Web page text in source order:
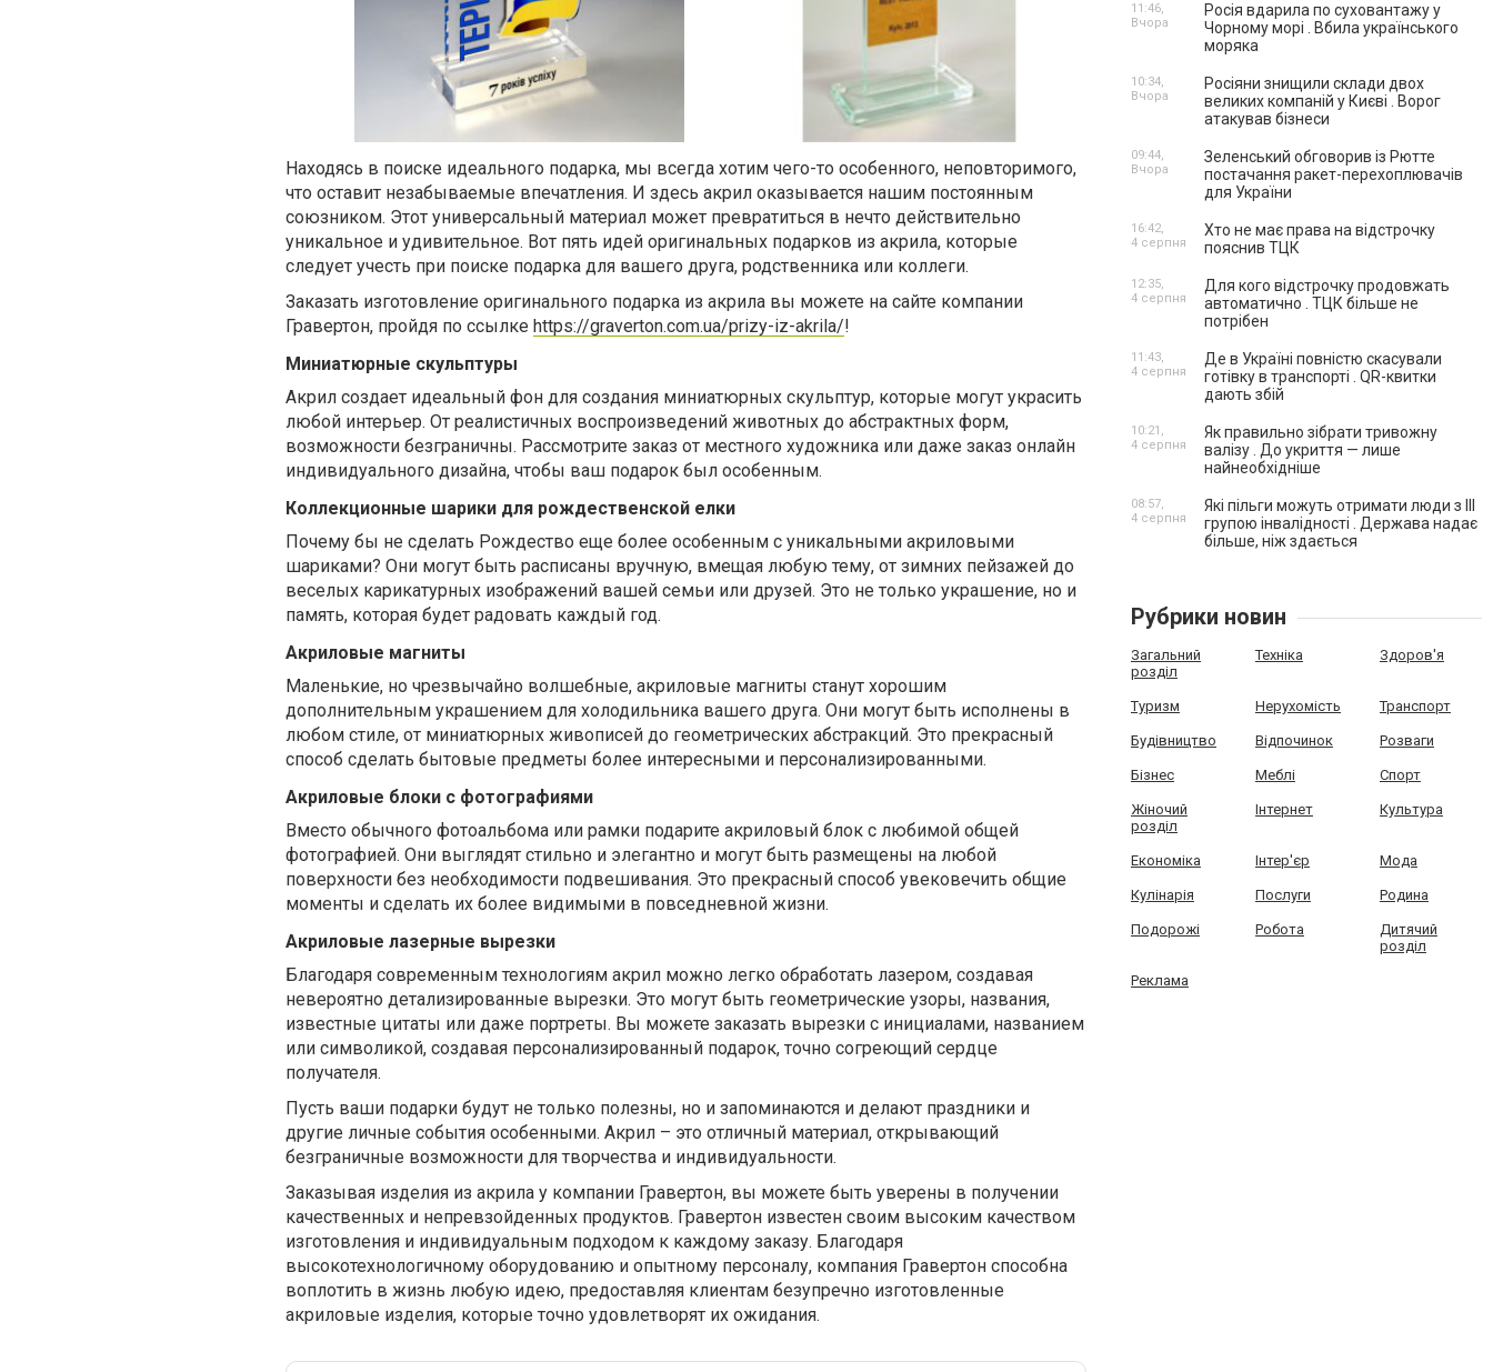
Находясь в поиске идеального подарка, мы всегда хотим чего-то особенного, неповторимого,
что оставит незабываемые впечатления. И здесь акрил оказывается нашим постоянным
союзником. Этот универсальный материал может превратиться в нечто действительно
уникальное и удивительное. Вот пять идей оригинальных подарков из акрила, которые
следует учесть при поиске подарка для вашего друга, родственника или коллеги.
Заказать изготовление оригинального подарка из акрила вы можете на сайте компании
Гравертон, пройдя по ссылке https://graverton.com.ua/prizy-iz-akrila/!
Миниатюрные скульптуры
Акрил создает идеальный фон для создания миниатюрных скульптур, которые могут украсить
любой интерьер. От реалистичных воспроизведений животных до абстрактных форм,
возможности безграничны. Рассмотрите заказ от местного художника или даже заказ онлайн
индивидуального дизайна, чтобы ваш подарок был особенным.
Коллекционные шарики для рождественской елки
Почему бы не сделать Рождество еще более особенным с уникальными акриловыми
шариками? Они могут быть расписаны вручную, вмещая любую тему, от зимних пейзажей до
веселых карикатурных изображений вашей семьи или друзей. Это не только украшение, но и
память, которая будет радовать каждый год.
Акриловые магниты
Маленькие, но чрезвычайно волшебные, акриловые магниты станут хорошим
дополнительным украшением для холодильника вашего друга. Они могут быть исполнены в
любом стиле, от миниатюрных живописей до геометрических абстракций. Это прекрасный
способ сделать бытовые предметы более интересными и персонализированными.
Акриловые блоки с фотографиями
Вместо обычного фотоальбома или рамки подарите акриловый блок с любимой общей
фотографией. Они выглядят стильно и элегантно и могут быть размещены на любой
поверхности без необходимости подвешивания. Это прекрасный способ увековечить общие
моменты и сделать их более видимыми в повседневной жизни.
Акриловые лазерные вырезки
Благодаря современным технологиям акрил можно легко обработать лазером, создавая
невероятно детализированные вырезки. Это могут быть геометрические узоры, названия,
известные цитаты или даже портреты. Вы можете заказать вырезки с инициалами, названием
или символикой, создавая персонализированный подарок, точно согреющий сердце
получателя.
Пусть ваши подарки будут не только полезны, но и запоминаются и делают праздники и
другие личные события особенными. Акрил – это отличный материал, открывающий
безграничные возможности для творчества и индивидуальности.
Заказывая изделия из акрила у компании Гравертон, вы можете быть уверены в получении
качественных и непревзойденных продуктов. Гравертон известен своим высоким качеством
изготовления и индивидуальным подходом к каждому заказу. Благодаря
высокотехнологичному оборудованию и опытному персоналу, компания Гравертон способна
воплотить в жизнь любую идею, предоставляя клиентам безупречно изготовленные
акриловые изделия, которые точно удовлетворят их ожидания.
Росія вдарила по суховантажу у
Чорному морі . Вбила українського
моряка
11:46,
Вчора
Росіяни знищили склади двох
великих компаній у Києві . Ворог
атакував бізнеси
10:34,
Вчора
Зеленський обговорив із Рютте
постачання ракет-перехоплювачів
для України
09:44,
Вчора
Хто не має права на відстрочку
пояснив ТЦК
16:42,
4 серпня
Для кого відстрочку продовжать
автоматично . ТЦК більше не
потрібен
12:35,
4 серпня
Де в Україні повністю скасували
готівку в транспорті . QR-квитки
дають збій
11:43,
4 серпня
Як правильно зібрати тривожну
валізу . До укриття — лише
найнеобхідніше
10:21,
4 серпня
Які пільги можуть отримати люди з III
групою інвалідності . Держава надає
більше, ніж здається
08:57,
4 серпня
Рубрики новин
Загальний
розділ
Техніка Здоров'я
Туризм Нерухомість Транспорт
Будівництво Відпочинок Розваги
Бізнес Меблі Спорт
Жіночий
розділ
Інтернет Культура
Економіка Інтер'єр Мода
Кулінарія Послуги Родина
Подорожі Робота
Дитячий
розділ
Реклама